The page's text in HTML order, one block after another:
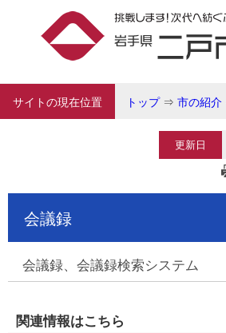
サイトの現在位置 トップ⇒ 市の紹介
更新日
会議録
会議録、会議録検索システム
関連情報はこちら